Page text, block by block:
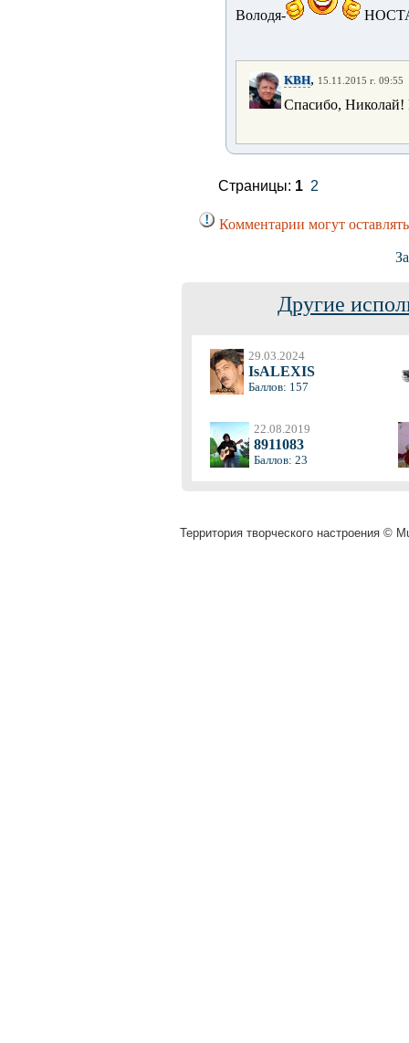
Володя-
KBH, 15.11.2015 г. 09:55
Спасибо, Николай!
Страницы: 1 2
Комментарии могут
Другие
29.03.2024
IsALEXIS
Баллов: 157
22.08.2019
8911083
Баллов: 23
Территория творческого настроения ©